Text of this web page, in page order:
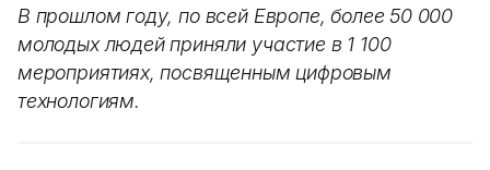
В прошлом году, по всей Европе, более 50 000
молодых людей приняли участие в 1 100
мероприятиях, посвященным цифровым
технологиям.